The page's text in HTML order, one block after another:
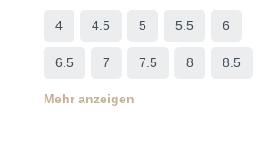
4 4.5 5 5.5 6
6.5 7 7.5 8 8.5
Mehr anzeigen